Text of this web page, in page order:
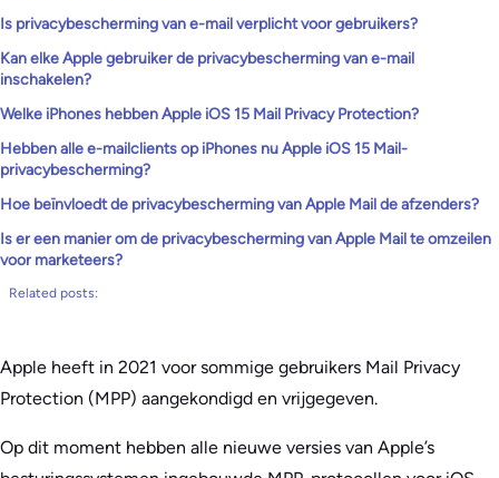
Is privacybescherming van e-mail verplicht voor gebruikers?
Kan elke Apple gebruiker de privacybescherming van e-mail
inschakelen?
Welke iPhones hebben Apple iOS 15 Mail Privacy Protection?
Hebben alle e-mailclients op iPhones nu Apple iOS 15 Mail-
privacybescherming?
Hoe beïnvloedt de privacybescherming van Apple Mail de afzenders?
Is er een manier om de privacybescherming van Apple Mail te omzeilen
voor marketeers?
Related posts:
Apple heeft in 2021 voor sommige gebruikers Mail Privacy
Protection (MPP) aangekondigd en vrijgegeven.
Op dit moment hebben alle nieuwe versies van Apple’s